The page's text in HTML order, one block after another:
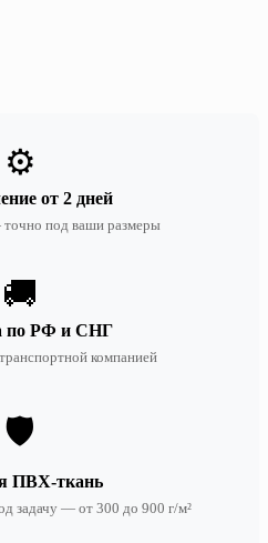
⚙️
от 2 дней
точно под ваши размеры
🚚
по РФ и СНГ
компанией
🛡️
ПВХ-ткань
задачу — от 300 до 900 г/м²